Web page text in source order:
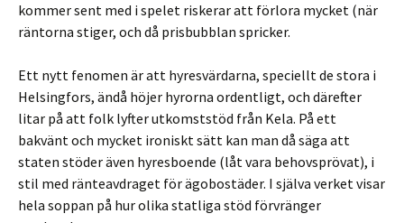
kommer sent med i spelet riskerar att förlora mycket (när
räntorna stiger, och då prisbubblan spricker.
Ett nytt fenomen är att hyresvärdarna, speciellt de stora i
Helsingfors, ändå höjer hyrorna ordentligt, och därefter
litar på att folk lyfter utkomststöd från Kela. På ett
bakvänt och mycket ironiskt sätt kan man då säga att
staten stöder även hyresboende (låt vara behovsprövat), i
stil med ränteavdraget för ägobostäder. I själva verket visar
hela soppan på hur olika statliga stöd förvränger